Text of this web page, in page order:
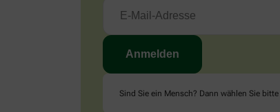
Sind Sie ein Mensch? Dann wählen Sie bitte